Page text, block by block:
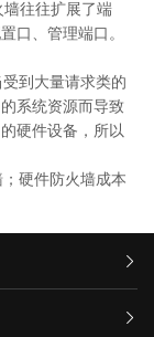
往往扩展了端
口、管理端口。
到大量请求类的
系统资源而导致
硬件设备，所以
硬件防火墙成本